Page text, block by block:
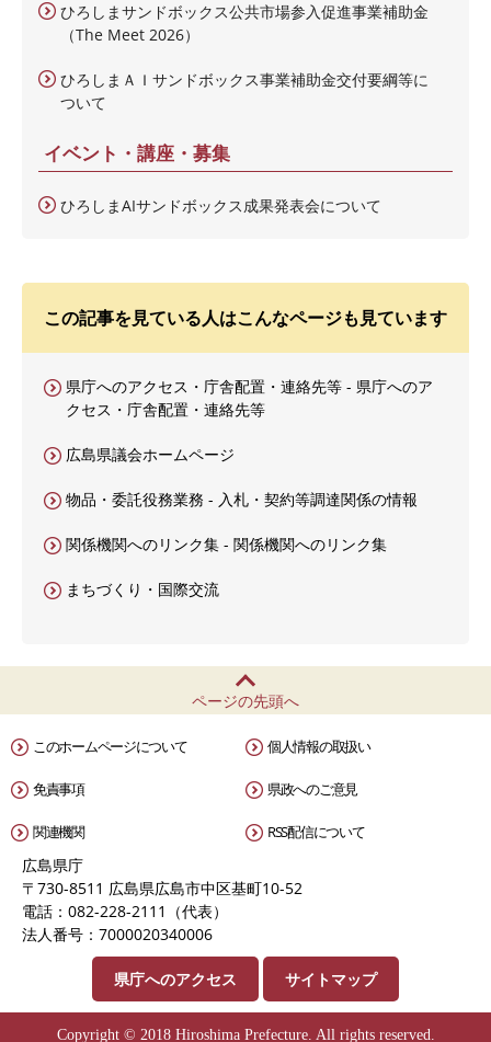
ひろしまサンドボックス公共市場参入促進事業補助金
（The Meet 2026）
ひろしまＡＩサンドボックス事業補助金交付要綱等に
ついて
イベント・講座・募集
ひろしまAIサンドボックス成果発表会について
この記事を見ている人はこんなページも見ています
県庁へのアクセス・庁舎配置・連絡先等 - 県庁へのア
クセス・庁舎配置・連絡先等
広島県議会ホームページ
物品・委託役務業務 - 入札・契約等調達関係の情報
関係機関へのリンク集 - 関係機関へのリンク集
まちづくり・国際交流
ページの先頭へ
このホームページについて 個人情報の取扱い
免責事項 県政へのご意見
関連機関 RSS配信について
広島県庁
〒730-8511 広島県広島市中区基町10-52
電話：082-228-2111（代表）
法人番号：7000020340006
県庁へのアクセス サイトマップ
Copyright © 2018 Hiroshima Prefecture. All rights reserved.